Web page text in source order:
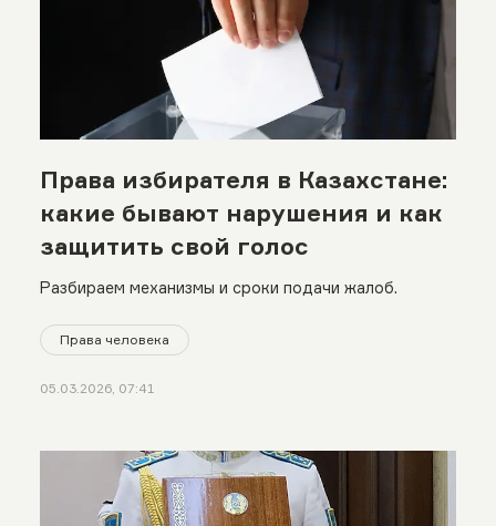
Права избирателя в Казахстане:
какие бывают нарушения и как
защитить свой голос
Разбираем механизмы и сроки подачи жалоб.
Права человека
05.03.2026, 07:41